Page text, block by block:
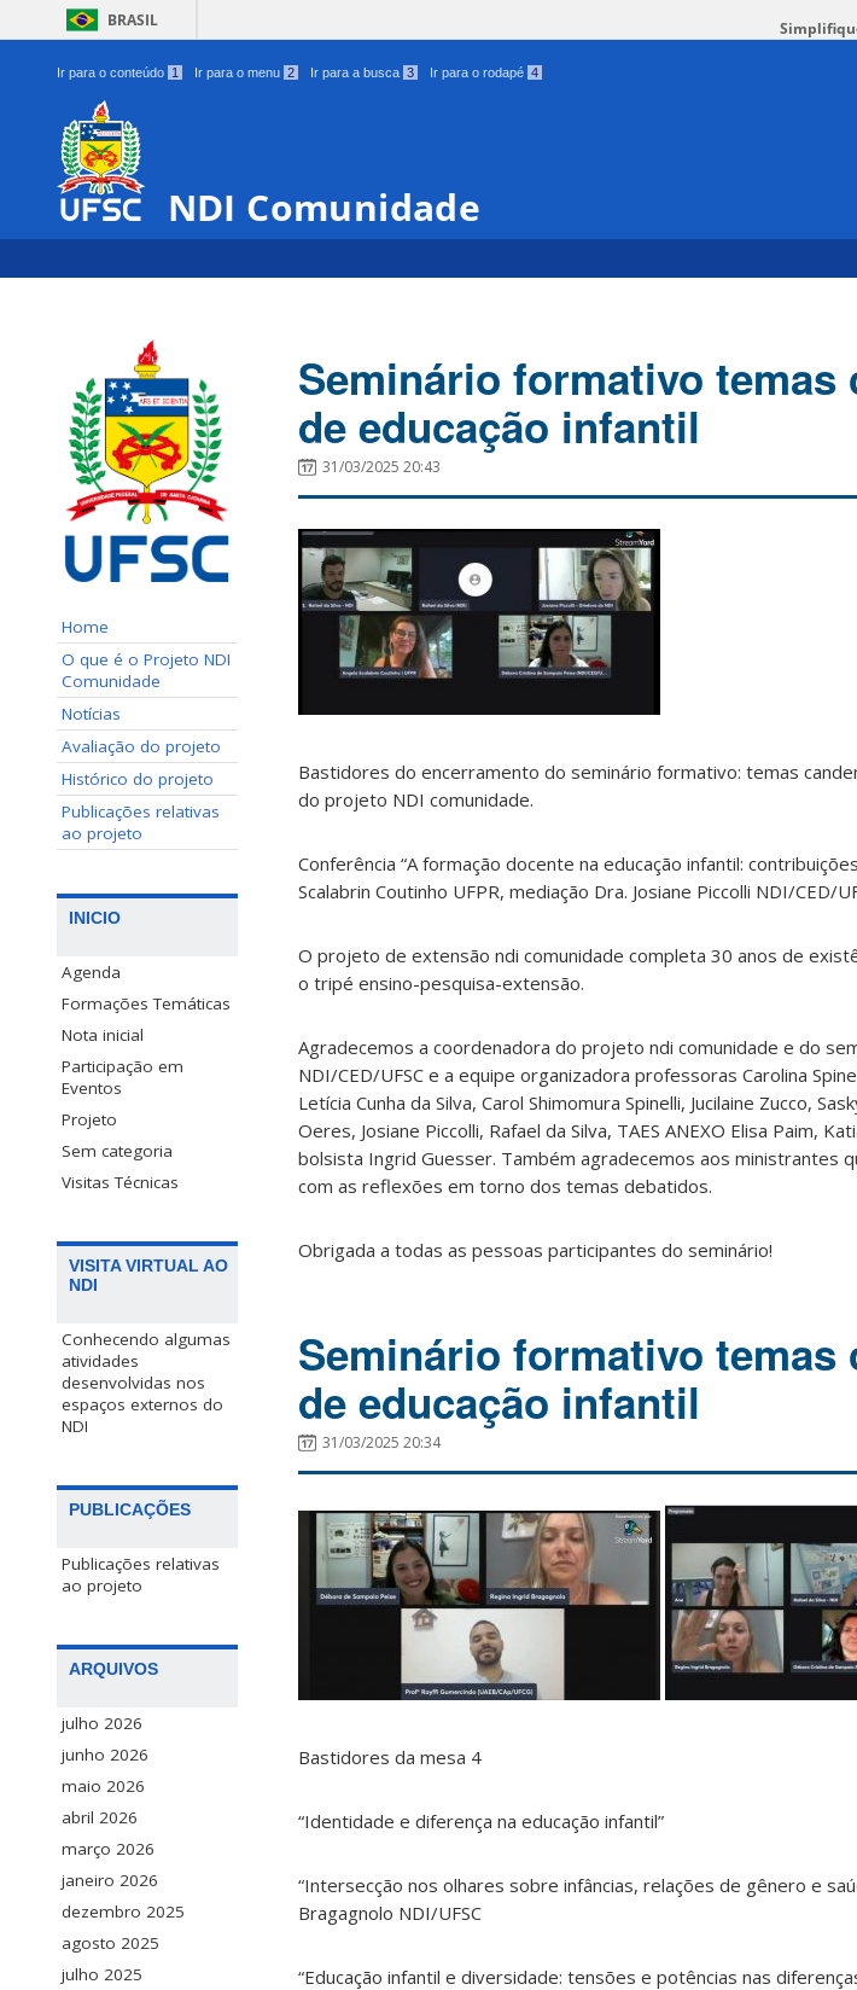
BRASIL
Ir para o conteúdo 1 Ir para o menu 2 Ir para a busca 3 Ir para o rodapé 4
NDI Comunidade
Home
O que é o Projeto NDI
Comunidade
Notícias
Avaliação do projeto
Histórico do projeto
Publicações relativas
ao projeto
INICIO
Agenda
Formações Temáticas
Nota inicial
Participação em
Eventos
Projeto
Sem categoria
Visitas Técnicas
VISITA VIRTUAL AO
NDI
Conhecendo algumas
atividades
desenvolvidas nos
espaços externos do
NDI
PUBLICAÇÕES
Publicações relativas
ao projeto
ARQUIVOS
julho 2026
junho 2026
maio 2026
abril 2026
março 2026
janeiro 2026
dezembro 2025
agosto 2025
julho 2025
Seminário formativo temas
de educação infantil
31/03/2025 20:43
Bastidores do encerramento do seminário formativo: temas
do projeto NDI comunidade.
Conferência “A formação docente na educação infantil:
Scalabrin Coutinho UFPR, mediação Dra. Josiane Piccolli NDI/CED/
O projeto de extensão ndi comunidade completa 30 anos de
o tripé ensino-pesquisa-extensão.
Agradecemos a coordenadora do projeto ndi comunidade e do
NDI/CED/UFSC e a equipe organizadora professoras Carolina
Letícia Cunha da Silva, Carol Shimomura Spinelli, Jucilaine Zucco,
Oeres, Josiane Piccolli, Rafael da Silva, TAES ANEXO Elisa Paim,
bolsista Ingrid Guesser. Também agradecemos aos ministrantes
com as reflexões em torno dos temas debatidos.
Obrigada a todas as pessoas participantes do seminário!
Seminário formativo temas
de educação infantil
31/03/2025 20:34
Bastidores da mesa 4
“Identidade e diferença na educação infantil”
“Intersecção nos olhares sobre infâncias, relações de gênero e
Bragagnolo NDI/UFSC
“Educação infantil e diversidade: tensões e potências nas